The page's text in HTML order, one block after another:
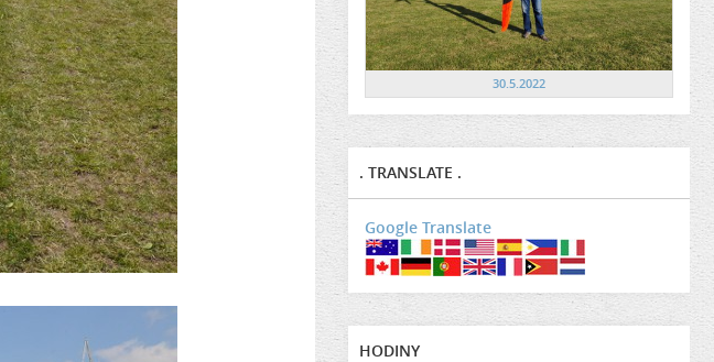
30.5.2022
. TRANSLATE .
Google Translate
HODINY